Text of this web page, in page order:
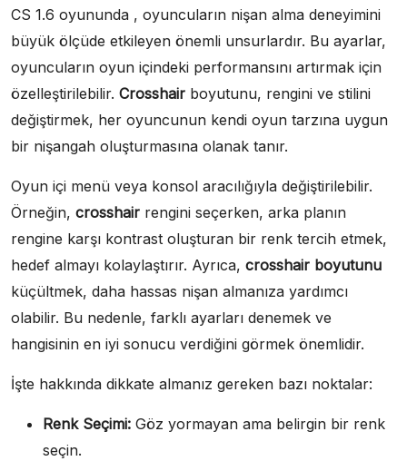
CS 1.6 oyununda , oyuncuların nişan alma deneyimini
büyük ölçüde etkileyen önemli unsurlardır. Bu ayarlar,
oyuncuların oyun içindeki performansını artırmak için
özelleştirilebilir. Crosshair boyutunu, rengini ve stilini
değiştirmek, her oyuncunun kendi oyun tarzına uygun
bir nişangah oluşturmasına olanak tanır.
Oyun içi menü veya konsol aracılığıyla değiştirilebilir.
Örneğin, crosshair rengini seçerken, arka planın
rengine karşı kontrast oluşturan bir renk tercih etmek,
hedef almayı kolaylaştırır. Ayrıca, crosshair boyutunu
küçültmek, daha hassas nişan almanıza yardımcı
olabilir. Bu nedenle, farklı ayarları denemek ve
hangisinin en iyi sonucu verdiğini görmek önemlidir.
İşte hakkında dikkate almanız gereken bazı noktalar:
Renk Seçimi: Göz yormayan ama belirgin bir renk
seçin.